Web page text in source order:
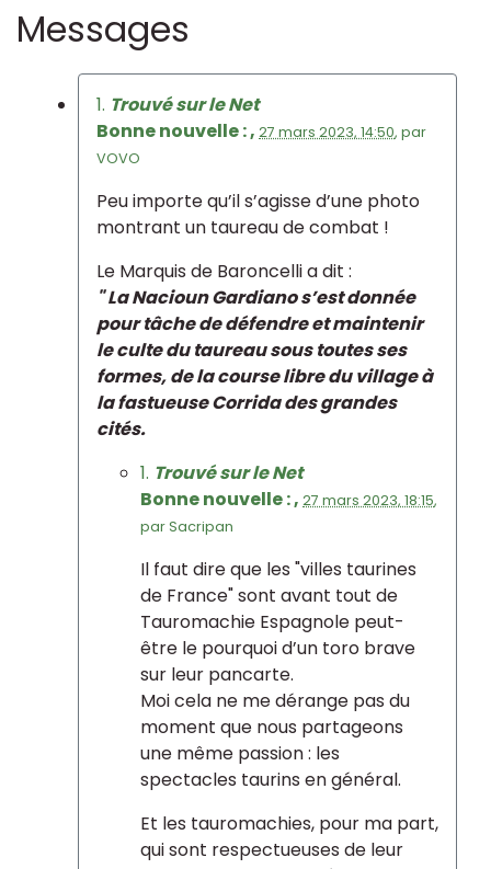
Messages
1. Trouvé sur le Net
Bonne nouvelle : , 27 mars 2023, 14:50, par
VOVO
Peu importe qu’il s’agisse d’une photo
montrant un taureau de combat !
Le Marquis de Baroncelli a dit :
" La Nacioun Gardiano s’est donnée
pour tâche de défendre et maintenir
le culte du taureau sous toutes ses
formes, de la course libre du village à
la fastueuse Corrida des grandes
cités.
1. Trouvé sur le Net
Bonne nouvelle : , 27 mars 2023, 18:15,
parSacripan
Il faut dire que les "villes taurines
de France" sont avant tout de
Tauromachie Espagnole peut-
être le pourquoi d’un toro brave
sur leur pancarte.
Moi cela ne me dérange pas du
moment que nous partageons
une même passion : les
spectacles taurins en général.
Et les tauromachies, pour ma part,
qui sont respectueuses de leur